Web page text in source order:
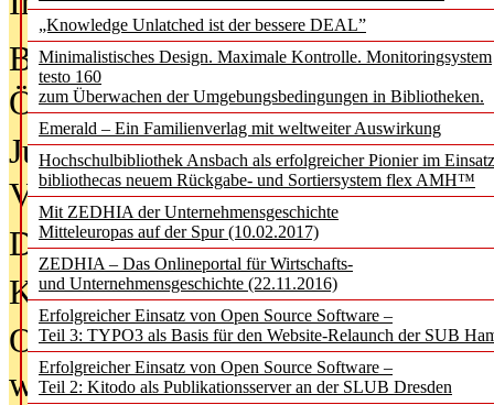
„Knowledge Unlatched ist der bessere DEAL”
Minimalistisches Design. Maximale Kontrolle. Monitoringsystem
testo 160
zum Überwachen der Umgebungsbedingungen in Bibliotheken.
Emerald – Ein Familienverlag mit weltweiter Auswirkung
Hochschulbibliothek Ansbach als erfolgreicher Pionier im
bibliothecas neuem Rückgabe- und Sortiersystem flex AMH™
Mit ZEDHIA der Unternehmensgeschichte
Mitteleuropas auf der Spur (10.02.2017)
ZEDHIA – Das Onlineportal für Wirtschafts-
und Unternehmensgeschichte (22.11.2016)
Erfolgreicher Einsatz von Open Source Software –
Teil 3: TYPO3 als Basis für den Website-Relaunch der SUB
Erfolgreicher Einsatz von Open Source Software –
Teil 2: Kitodo als Publikationsserver an der SLUB Dresden
Bürgerforum fordert mehr
Öffentlichkeit
Jugendliche wollen besseren
Verbote
Digitale Langzeit­archi­vierung
KI-Chatbots werden Teil der
Offene Infrastrukturen für
wissenschaftliche